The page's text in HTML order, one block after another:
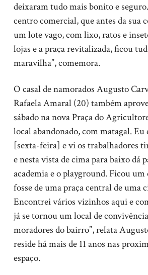
deixaram tudo mais bonito e
centro comercial, que antes da sua
um lote vago, com lixo, ratos e
lojas e a praça revitalizada, ficou
maravilha”, comemora.
O casal de namorados Augusto
Rafaela Amaral (20) também
sábado na nova Praça do
local abandonado, com matagal.
[sexta-feira] e vi os trabalhadores
e nesta vista de cima para baixo dá
academia e o playground. Ficou
fosse de uma praça central de uma
Encontrei vários vizinhos aqui e
já se tornou um local de
moradores do bairro”, relata
reside há mais de 11 anos nas
espaço.